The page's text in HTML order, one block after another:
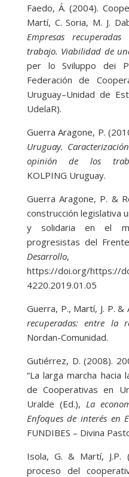
Faedo, Á. (2004).
Martí, C. Soria, M. J.
Empresas
trabajo. Viabilidad de
per lo Sviluppo dei
Federación de
Uruguay–Unidad de
UdelaR).
Guerra Aragone, P.
Uruguay.
opinión de los
KOLPING Uruguay.
Guerra Aragone, P. &
construcción legislativa
y solidaria en el
progresistas del
Desarrollo,
https://doi.org/https://
4220.2019.01.05
Guerra, P., Martí, J. P. &
recuperadas: entre la
Nordan-Comunidad.
Gutiérrez, D. (2008).
“La larga marcha hacia
de Cooperativas en
Uralde (Ed.), La
Enfoques de interés en
FUNDIBES – Divina
Isola, G. & Martí, J.P.
proceso del